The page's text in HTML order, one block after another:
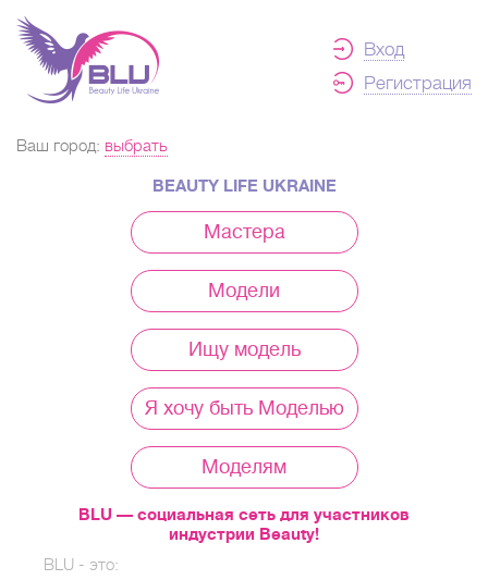
Вход
Регистрация
Ваш город: выбрать
BEAUTY LIFE UKRAINE
Мастера
Модели
Ищу модель
Я хочу быть Моделью
Моделям
BLU — социальная сеть для участников
индустрии Beauty!
BLU - это: